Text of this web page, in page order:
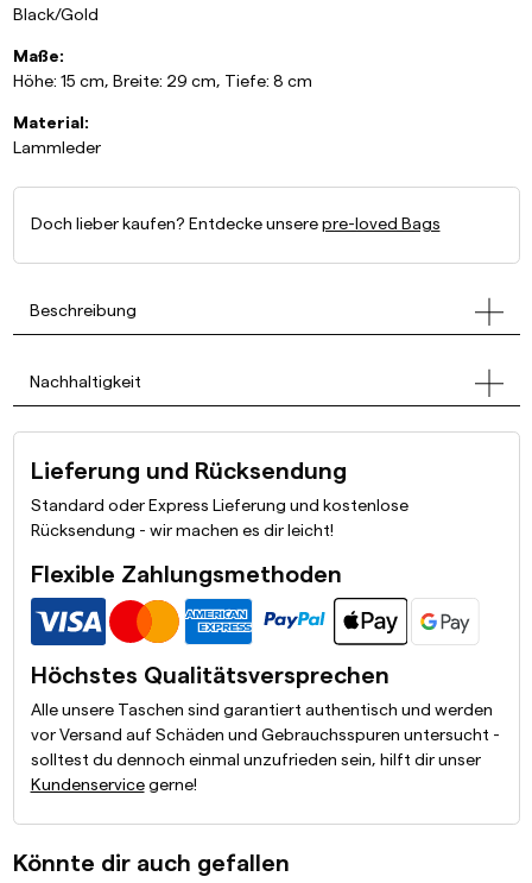
Black/Gold
Maße:
Höhe: 15 cm, Breite: 29 cm, Tiefe: 8 cm
Material:
Lammleder
Doch lieber kaufen? Entdecke unsere pre-loved Bags
Beschreibung
Nachhaltigkeit
Lieferung und Rücksendung
Standard oder Express Lieferung und kostenlose
Rücksendung - wir machen es dir leicht!
Flexible Zahlungsmethoden
Höchstes Qualitätsversprechen
Alle unsere Taschen sind garantiert authentisch und werden
vor Versand auf Schäden und Gebrauchsspuren untersucht -
solltest du dennoch einmal unzufrieden sein, hilft dir unser
Kundenservicegerne!
Könnte dir auch gefallen